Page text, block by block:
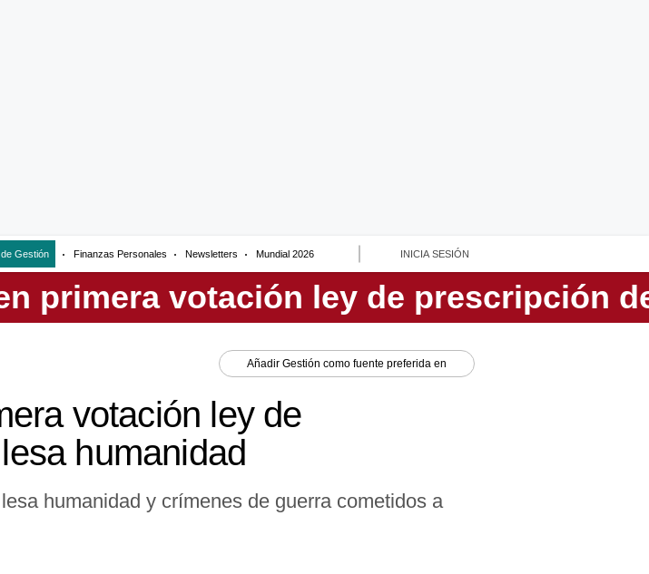
Gestión Finanzas Personales Newsletters Mundial 2026 INICIA SESIÓN
Añadir Gestión como fuente preferida en
votación ley de
humanidad
humanidad y crímenes de guerra cometidos a